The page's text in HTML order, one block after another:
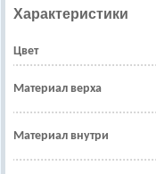
Характеристики
Цвет
Материал верха
Материал внутри